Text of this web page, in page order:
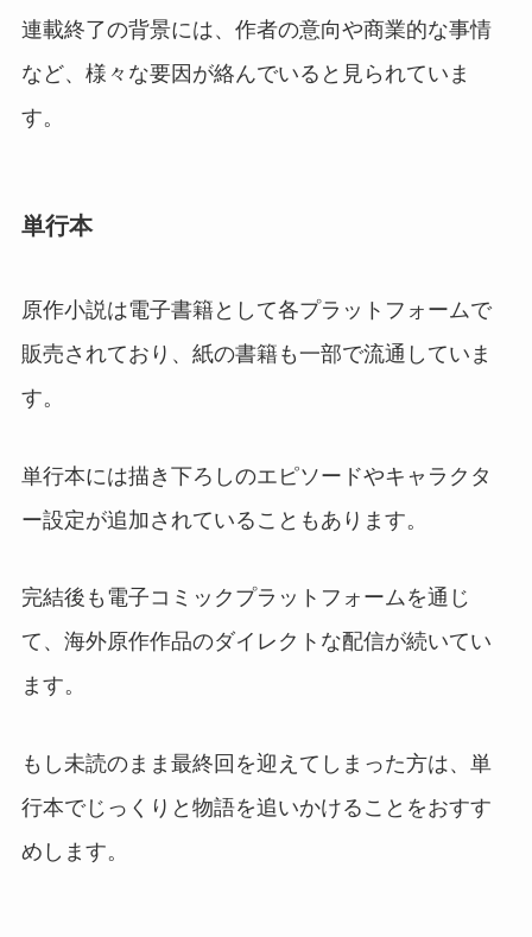
連載終了の背景には、作者の意向や商業的な事情
など、様々な要因が絡んでいると見られていま
す。
単行本
原作小説は電子書籍として各プラットフォームで
販売されており、紙の書籍も一部で流通していま
す。
単行本には描き下ろしのエピソードやキャラクタ
ー設定が追加されていることもあります。
完結後も電子コミックプラットフォームを通じ
て、海外原作作品のダイレクトな配信が続いてい
ます。
もし未読のまま最終回を迎えてしまった方は、単
行本でじっくりと物語を追いかけることをおすす
めします。